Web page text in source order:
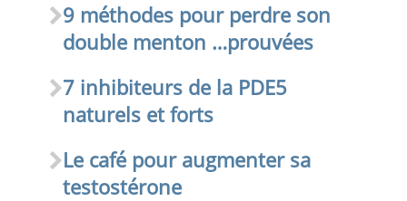
9 méthodes pour perdre son
double menton …prouvées
7 inhibiteurs de la PDE5
naturels et forts
Le café pour augmenter sa
testostérone